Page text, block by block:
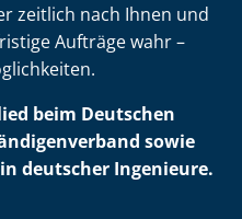
zeitlich nach Ihnen und
Aufträge wahr –
beim Deutschen
sowie
deutscher Ingenieure.